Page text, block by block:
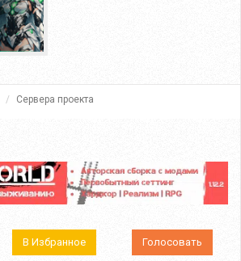
Сервера проекта
В Избранное Голосовать